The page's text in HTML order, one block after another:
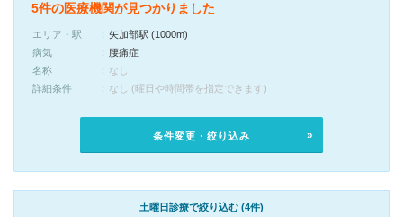
5件の医療機関が見つかりました
エリア・駅
矢加部駅 (1000m)
病気
腰痛症
名称
なし
詳細条件
なし (曜日や時間帯を指定できます)
条件変更・絞り込み
土曜日診療で絞り込む (4件)